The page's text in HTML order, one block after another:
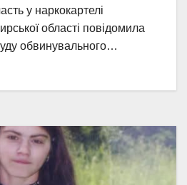
у наркокартелі
області повідомила
обвинувального…